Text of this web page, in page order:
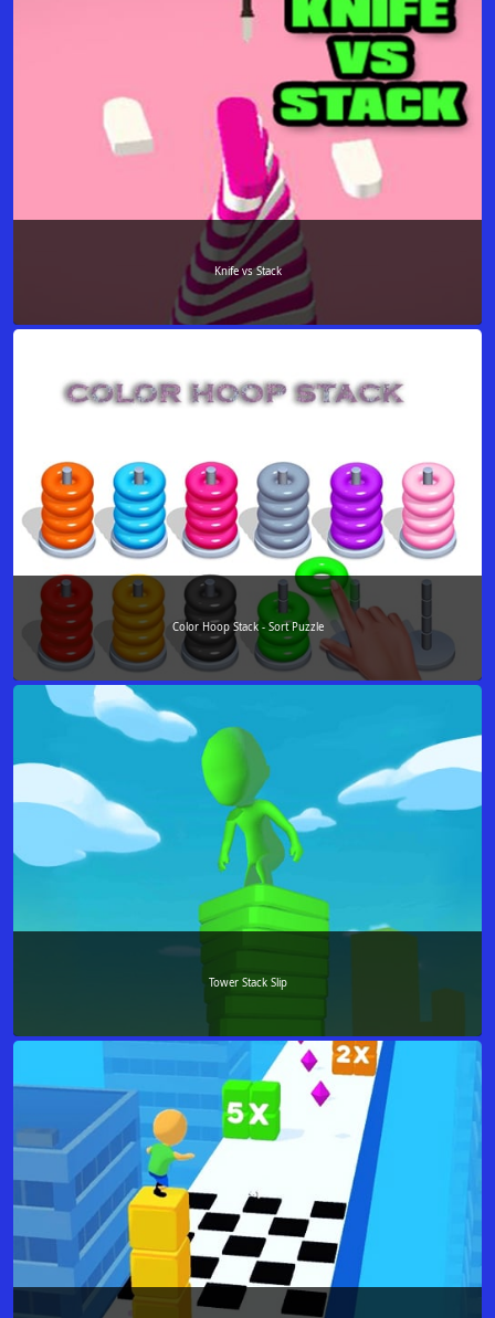
Knife vs Stack
Color Hoop Stack - Sort Puzzle
Tower Stack Slip